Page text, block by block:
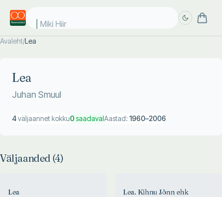
Miki Hiir
Avaleht/Lea
Lea
Juhan Smuul
4väljaannet kokku0saadavalAastad: 1960–2006
Väljaanded (4)
Lea
Lea. Kihnu Jõnn ehk